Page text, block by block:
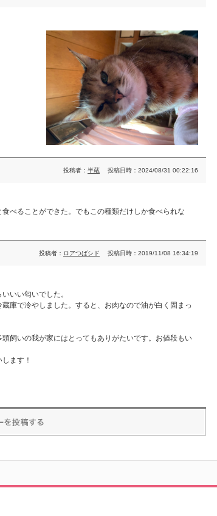
投稿者： 半蔵 投稿日時：2024/08/31 00:22:16
べることができた。でもこの種類だけしか食べられな
投稿者： ロアつばシド 投稿日時：2019/11/08 16:34:19
いい匂いでした。
庫で冷やしました。すると、お肉なので油が白く固まっ
飼いの我が家にはとってもありがたいです。お値段もい
ます！